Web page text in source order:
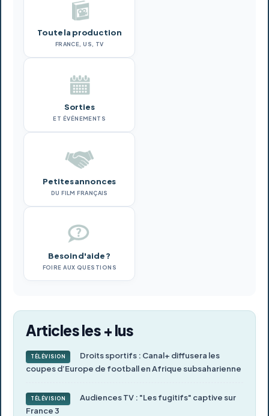
Toute la production
FRANCE, US, TV
Sorties
ET ÉVÉNEMENTS
Petites annonces
DU FILM FRANÇAIS
Besoin d'aide ?
FOIRE AUX QUESTIONS
Articles les + lus
TÉLÉVISION
Droits sportifs : Canal+ diffusera les
coupes d’Europe de football en Afrique subsaharienne
TÉLÉVISION
Audiences TV : "Les fugitifs" captive sur
France 3